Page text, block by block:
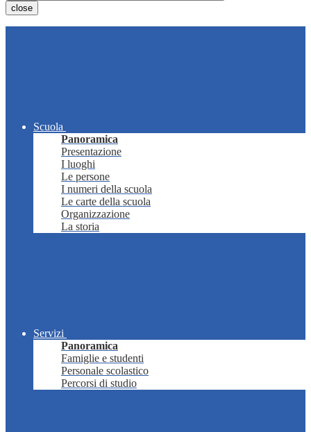
close
Scuola
Panoramica
Presentazione
I luoghi
Le persone
I numeri della scuola
Le carte della scuola
Organizzazione
La storia
Servizi
Panoramica
Famiglie e studenti
Personale scolastico
Percorsi di studio